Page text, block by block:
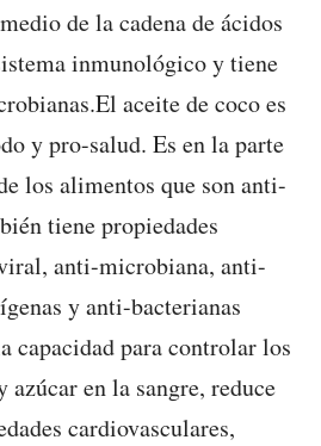
de la cadena de ácidos
inmunológico y tiene
aceite de coco es
y pro-salud. Es en la parte
los alimentos que son anti-
tiene propiedades
anti-microbiana, anti-
y anti-bacterianas
capacidad para controlar los
en la sangre, reduce
cardiovasculares,